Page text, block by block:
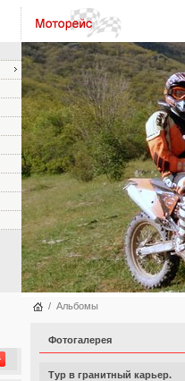
/ Альбомы
Фотогалерея
Тур в гранитный карьер.